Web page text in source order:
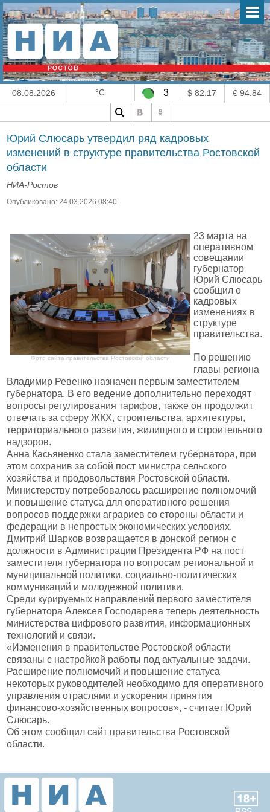
08.08.2026 °C 3 $ 82.17 € 94.84
Юрий Слюсарь утвердил ряд кадровых
изменений в структуре правительства Ростовской
области
НИА-Ростов
Опубликовано: 24.03.2026 08:40
Фото сайта правительства Ростовской области
23 марта на
оперативном
совещании
губернатор
Юрий Слюсарь
сообщил о
кадровых
изменениях в
структуре
правительства.
По решению
главы региона
Владимир Ревенко назначен первым заместителем
губернатора. В его ведение дополнительно переходят
вопросы регулирования тарифов, также он продолжит
отвечать за сферу ЖКХ, строительства, архитектуры,
территориального развития, жилищного и строительного
надзоров.
Анна Касьяненко стала заместителем губернатора, при
этом сохранив за собой пост министра сельского
хозяйства и продовольствия Ростовской области.
Министерству потребовалось расширение полномочий
и повышение статуса для оперативного решения
вопросов поддержки аграриев со стороны области и
федерации в непростых экономических условиях.
Дмитрий Шарков возвращается в донской регион с
должности в Администрации Президента РФ на пост
заместителя губернатора по вопросам региональной и
муниципальной политики, социально-политических
коммуникаций и молодежной политики.
Среди курируемых направлений первого заместителя
губернатора Алексея Господарева теперь деятельность
министерства цифрового развития, информационных
технологий и связи.
«Изменения в правительстве Ростовской области
связаны с настройкой работы под актуальные задачи.
Расширение полномочий и повышение статуса
некоторых руководителей необходимо для оперативного
управления отраслями и ускорения принятия
финансово-хозяйственных вопросов», - считает Юрий
Слюсарь.
Об этом сообщил сайт правительства Ростовской
области.